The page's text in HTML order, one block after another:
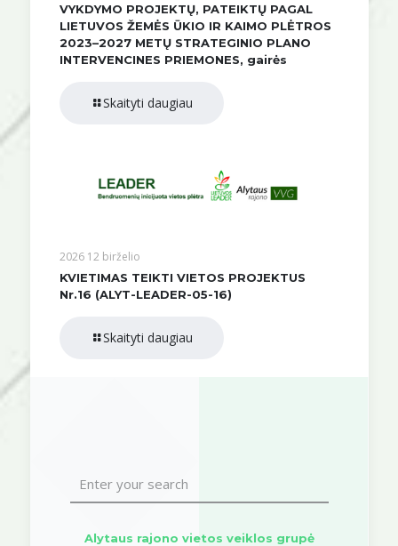
VYKDYMO PROJEKTŲ, PATEIKTŲ PAGAL
LIETUVOS ŽEMĖS ŪKIO IR KAIMO PLĖTROS
2023–2027 METŲ STRATEGINIO PLANO
INTERVENCINES PRIEMONES, gairės
Skaityti daugiau
2026 12 birželio
KVIETIMAS TEIKTI VIETOS PROJEKTUS
Nr.16 (ALYT-LEADER-05-16)
Skaityti daugiau
Alytaus rajono vietos veiklos grupė